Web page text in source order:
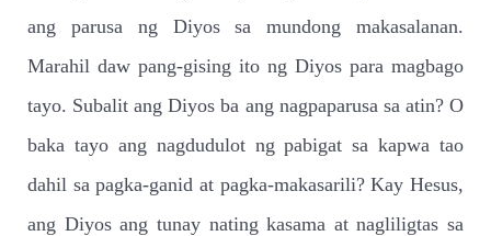
ang parusa ng Diyos sa mundong makasalanan.
Marahil daw pang-gising ito ng Diyos para magbago
tayo. Subalit ang Diyos ba ang nagpaparusa sa atin? O
baka tayo ang nagdudulot ng pabigat sa kapwa tao
dahil sa pagka-ganid at pagka-makasarili? Kay Hesus,
ang Diyos ang tunay nating kasama at nagliligtas sa